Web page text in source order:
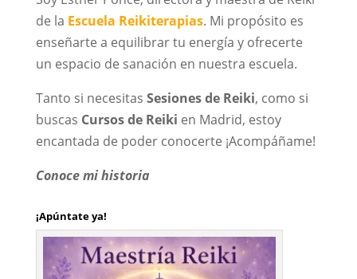
de la Escuela Reikiterapias. Mi propósito es
enseñarte a equilibrar tu energía y ofrecerte
un espacio de sanación en nuestra escuela.
Tanto si necesitas Sesiones de Reiki, como si
buscas Cursos de Reiki en Madrid, estoy
encantada de poder conocerte ¡Acompáñame!
Conoce mi historia
¡Apúntate ya!